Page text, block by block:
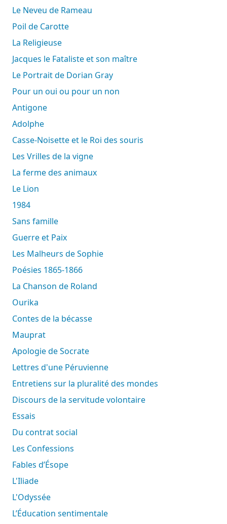
Le Neveu de Rameau
Poil de Carotte
La Religieuse
Jacques le Fataliste et son maître
Le Portrait de Dorian Gray
Pour un oui ou pour un non
Antigone
Adolphe
Casse-Noisette et le Roi des souris
Les Vrilles de la vigne
La ferme des animaux
Le Lion
1984
Sans famille
Guerre et Paix
Les Malheurs de Sophie
Poésies 1865-1866
La Chanson de Roland
Ourika
Contes de la bécasse
Mauprat
Apologie de Socrate
Lettres d'une Péruvienne
Entretiens sur la pluralité des mondes
Discours de la servitude volontaire
Essais
Du contrat social
Les Confessions
Fables d’Ésope
L'Iliade
L'Odyssée
L’Éducation sentimentale